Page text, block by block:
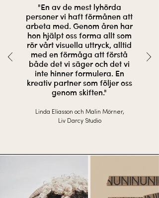
"En av de mest lyhörda
personer vi haft förmånen att
arbeta med. Genom åren har
hon hjälpt oss forma allt som
rör vårt visuella uttryck, alltid
med en förmåga att förstå
både det vi säger och det vi
inte hinner formulera. En
kreativ partner som följer oss
genom skiften."
Linda Eliasson och Malin Mörner,
Liv Darcy Studio